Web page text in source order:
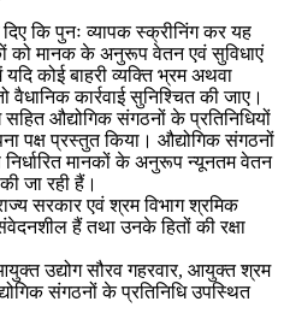
दिए कि पुनः व्यापक स्क्रीनिंग कर यह
को मानक के अनुरूप वेतन एवं सुविधाएं
कोई बाहरी व्यक्ति भ्रम अथवा
कार्रवाई सुनिश्चित की जाए।
औद्योगिक संगठनों के प्रतिनिधियों
पक्ष प्रस्तुत किया। औद्योगिक संगठनों
निर्धारित मानकों के अनुरूप न्यूनतम वेतन
जा रही हैं।
सरकार एवं श्रम विभाग श्रमिक
हैं तथा उनके हितों की रक्षा
उद्योग सौरव गहरवार, आयुक्त श्रम
संगठनों के प्रतिनिधि उपस्थित